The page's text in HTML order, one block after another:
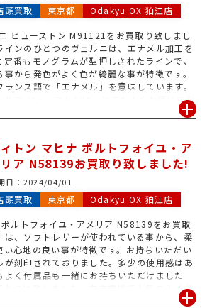
頭買取 東京都 Odakyu OX 狛江店
ヒューストン M91121をお買取り致しまし
インのひとつのヴェルニは、エナメル加工を
番もモノグラムが型押しされたラインで、
から発色がよく色が綺麗な事が特徴です。
ンス語で「エナメル」を意味しています。
ルニ ヒューストンは、とてもよくお使いにな
部分が数か所剥がれており、元は綺麗なイエ
でもお買取り致します!お気軽にお問い合
トン マヒナ ポルトフォイユ・ア
ア N58139お買取り致しました!
日： 2024/04/01
頭買取 東京都 Odakyu OX 狛江店
ルトフォイユ・アメリア N58139をお買取
は、ソフトレザーが使われている事から、柔
い心地の良い事が特徴です。お持ちいただい
が刻印されておりました。多少の使用感はあ
よく付属品も一緒にお持ちいただけました
おつけ致しました。中古市場で人気のルイヴ
が期待できるバッグや財布が多数ございま